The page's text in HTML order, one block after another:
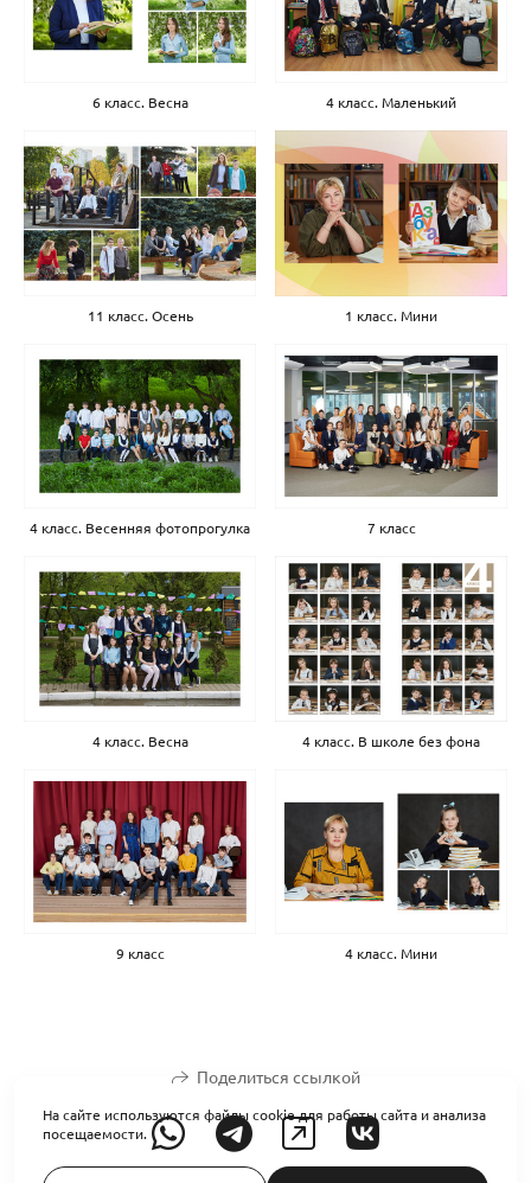
6 класс. Весна 4 класс. Маленький
11 класс. Осень 1 класс. Мини
4 класс. Весенняя фотопрогулка 7 класс
4 класс. Весна 4 класс. В школе без фона
9 класс 4 класс. Мини
Поделиться ссылкой
На сайте используются файлы cookie для работы сайта и анализа
посещаемости.